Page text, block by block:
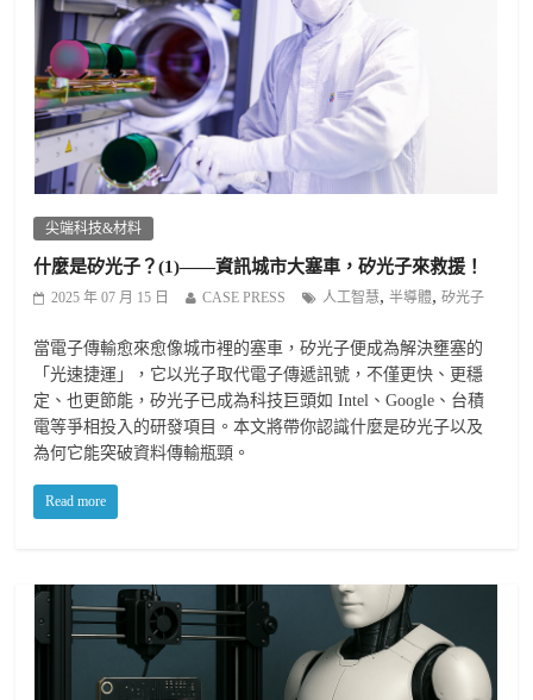
尖端科技&材料
什麼是矽光子？(1)——資訊城市大塞車，矽光子來救援！
2025 年 07 月 15 日 CASE PRESS 人工智慧,半導體,矽光子
當電子傳輸愈來愈像城市裡的塞車，矽光子便成為解決壅塞的
「光速捷運」，它以光子取代電子傳遞訊號，不僅更快、更穩
定、也更節能，矽光子已成為科技巨頭如 Intel、Google、台積
電等爭相投入的研發項目。本文將帶你認識什麼是矽光子以及
為何它能突破資料傳輸瓶頸。
Read more